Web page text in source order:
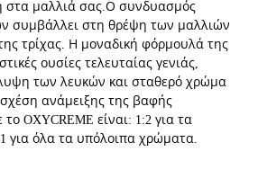
στα μαλλιά σας.Ο συνδυασμός
συμβάλλει στη θρέψη των μαλλιών
τρίχας. Η μοναδική φόρμουλά της
ουσίες τελευταίας γενιάς,
των λευκών και σταθερό χρώμα
ανάμειξης της βαφής
OXYCREME είναι: 1:2 για τα
για όλα τα υπόλοιπα χρώματα.